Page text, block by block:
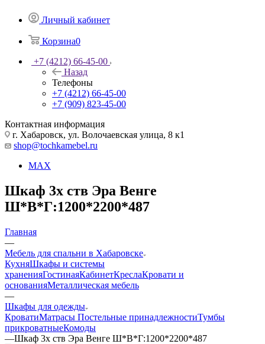
Личный кабинет
Корзина0
+7 (4212) 66-45-00
Назад
Телефоны
+7 (4212) 66-45-00
+7 (909) 823-45-00
Контактная информация
г. Хабаровск, ул. Волочаевская улица, 8 к1
shop@tochkamebel.ru
MAX
Шкаф 3х ств Эра Венге
Ш*В*Г:1200*2200*487
Главная
—
Мебель для спальни в Хабаровске
КухняШкафы и системы
храненияГостинаяКабинетКреслаКровати и
основанияМеталлическая мебель
—
Шкафы для одежды
КроватиМатрасы Постельные принадлежностиТумбы
прикроватныеКомоды
—Шкаф 3х ств Эра Венге Ш*В*Г:1200*2200*487